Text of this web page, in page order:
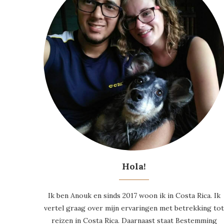
Hola!
Ik ben Anouk en sinds 2017 woon ik in Costa Rica. Ik
vertel graag over mijn ervaringen met betrekking tot
reizen in Costa Rica. Daarnaast staat Bestemming